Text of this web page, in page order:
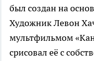
был создан на
Художник Левон
мультфильмом
срисовал её с